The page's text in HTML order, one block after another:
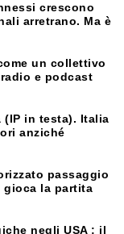
crescono
arretrano. Ma è
un collettivo
e podcast
(IP in testa). Italia
anziché
passaggio
gioca la partita
negli USA : il